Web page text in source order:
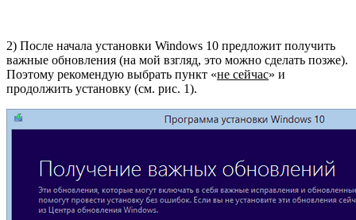
2) После начала установки Windows 10 предложит получить
важные обновления (на мой взгляд, это можно сделать позже).
Поэтому рекомендую выбрать пункт «не сейчас» и
продолжить установку (см. рис. 1).